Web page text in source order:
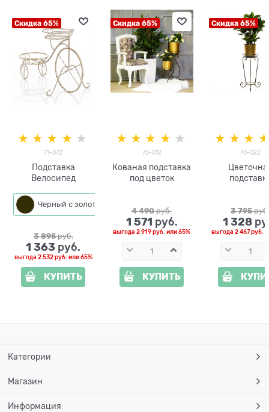
Скидка 65%
71-072
Подставка
Велосипед
3 895 руб.
1 363 руб.
выгода 2 532 руб. или65%
КУПИТЬ
Скидка 65%
70-012
Кованая подставка
под цветок
4 490 руб.
1 571 руб.
выгода2 919 руб. или65%
КУПИТЬ
Скидка 65%
70-022
3 795
1 328
выгода2 467 руб.
Категории
Магазин
Информация